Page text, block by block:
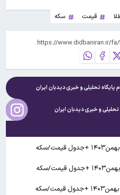
قیمت سکه
پایگاه تحلیلی و خبریدیدبان ایران
و خبریدیدبان ایران
آخرین قیمت انواع سکه وطلا ۷بهمن۱۴۰۳ +جدول قیمت/سکه
آخرین قیمت انواع سکه وطلا ۶بهمن۱۴۰۳ +جدول قیمت/سکه
آخرین قیمت انواع سکه وطلا ۳بهمن۱۴۰۳ +جدول قیمت/سکه